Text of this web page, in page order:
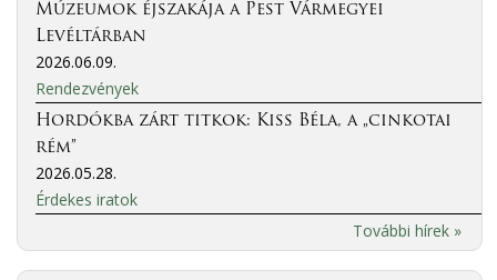
Múzeumok éjszakája a Pest Vármegyei
Levéltárban
2026.06.09.
Rendezvények
Hordókba zárt titkok: Kiss Béla, a „cinkotai
rém”
2026.05.28.
Érdekes iratok
További hírek »